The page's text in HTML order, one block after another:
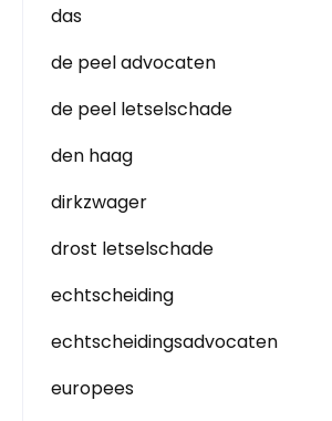
das
de peel advocaten
de peel letselschade
den haag
dirkzwager
drost letselschade
echtscheiding
echtscheidingsadvocaten
europees